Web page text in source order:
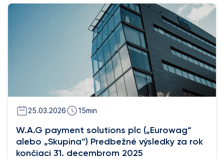
25.03.2026 15min
W.A.G payment solutions plc („Eurowag“
alebo „Skupina“) Predbežné výsledky za rok
končiaci 31. decembrom 2025